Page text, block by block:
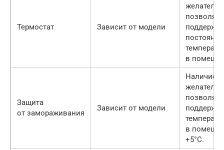
Термостат Зависит от модели
позволяет
в
Защита
от замораживания
Зависит от модели
Наличие
позволяет
в
+5°С.